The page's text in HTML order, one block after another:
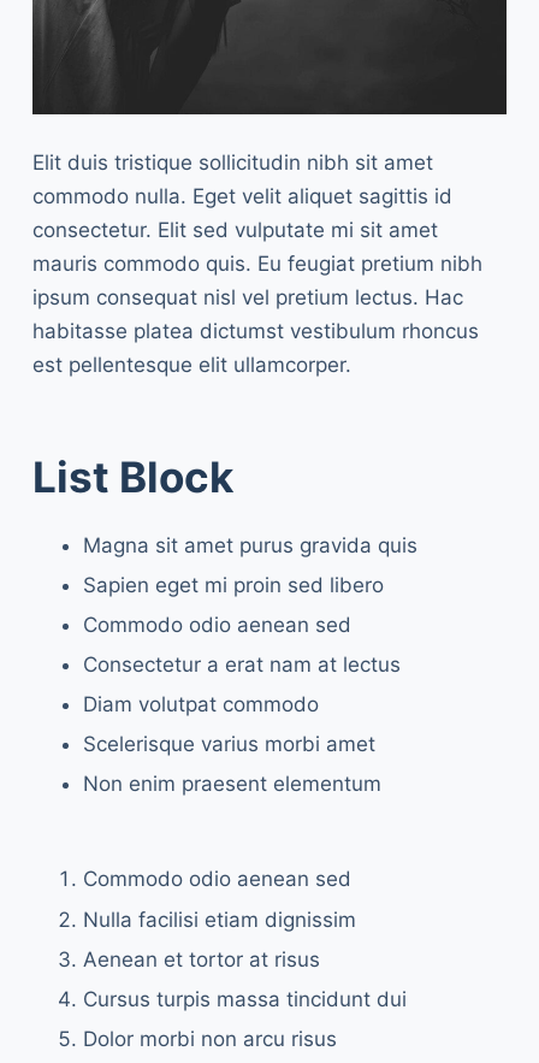
Elit duis tristique sollicitudin nibh sit amet
commodo nulla. Eget velit aliquet sagittis id
consectetur. Elit sed vulputate mi sit amet
mauris commodo quis. Eu feugiat pretium nibh
ipsum consequat nisl vel pretium lectus. Hac
habitasse platea dictumst vestibulum rhoncus
est pellentesque elit ullamcorper.
List Block
Magna sit amet purus gravida quis
Sapien eget mi proin sed libero
Commodo odio aenean sed
Consectetur a erat nam at lectus
Diam volutpat commodo
Scelerisque varius morbi amet
Non enim praesent elementum
Commodo odio aenean sed
Nulla facilisi etiam dignissim
Aenean et tortor at risus
Cursus turpis massa tincidunt dui
Dolor morbi non arcu risus